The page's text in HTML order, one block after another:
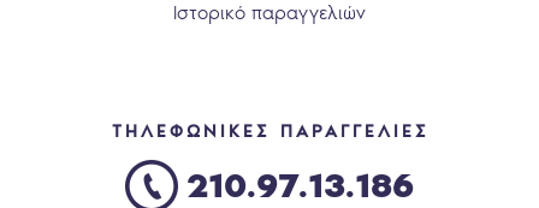
Ιστορικό παραγγελιών
ΤΗΛΕΦΩΝΙΚΕΣ ΠΑΡΑΓΓΕΛΙΕΣ
210.97.13.186